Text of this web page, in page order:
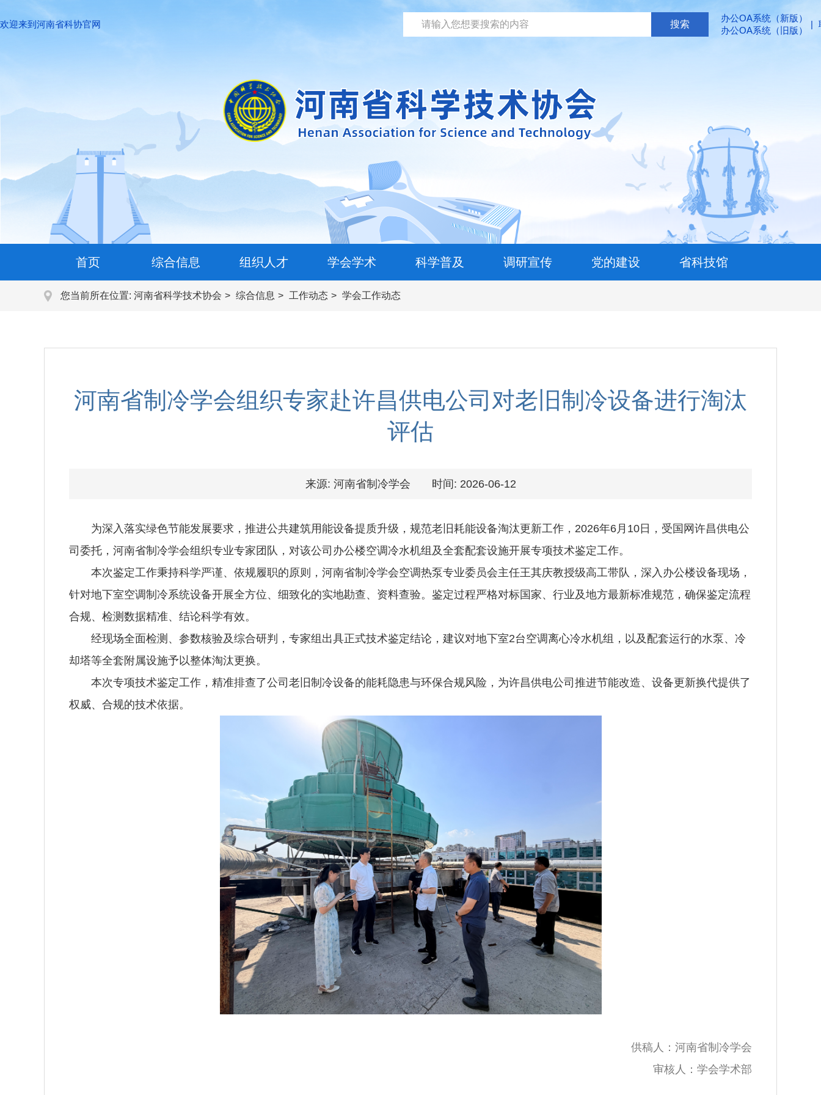
欢迎来到河南省科协官网
办公OA系统（新版）
办公OA系统（旧版）
|
首页 综合信息 组织人才 学会学术 科学普及 调研宣传 党的建设 省科技馆
您当前所在位置: 河南省科学技术协会 综合信息 工作动态 学会工作动态
河南省制冷学会组织专家赴许昌供电公司对老旧制冷设备进行淘汰
评估
来源: 河南省制冷学会 时间: 2026-06-12
为深入落实绿色节能发展要求，推进公共建筑用能设备提质升级，规范老旧耗能设备淘汰更新工作，2026年6月10日，受国网许昌供电公
司委托，河南省制冷学会组织专业专家团队，对该公司办公楼空调冷水机组及全套配套设施开展专项技术鉴定工作。
本次鉴定工作秉持科学严谨、依规履职的原则，河南省制冷学会空调热泵专业委员会主任王其庆教授级高工带队，深入办公楼设备现场，
针对地下室空调制冷系统设备开展全方位、细致化的实地勘查、资料查验。鉴定过程严格对标国家、行业及地方最新标准规范，确保鉴定流程
合规、检测数据精准、结论科学有效。
经现场全面检测、参数核验及综合研判，专家组出具正式技术鉴定结论，建议对地下室2台空调离心冷水机组，以及配套运行的水泵、冷
却塔等全套附属设施予以整体淘汰更换。
本次专项技术鉴定工作，精准排查了公司老旧制冷设备的能耗隐患与环保合规风险，为许昌供电公司推进节能改造、设备更新换代提供了
权威、合规的技术依据。
供稿人：河南省制冷学会
审核人：学会学术部